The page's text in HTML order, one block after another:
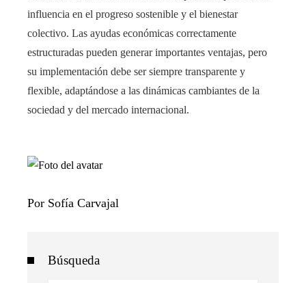
influencia en el progreso sostenible y el bienestar
colectivo. Las ayudas económicas correctamente
estructuradas pueden generar importantes ventajas, pero
su implementación debe ser siempre transparente y
flexible, adaptándose a las dinámicas cambiantes de la
sociedad y del mercado internacional.
Por Sofía Carvajal
Búsqueda